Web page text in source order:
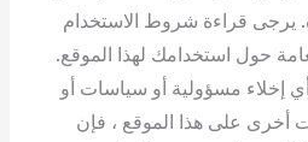
قراءة شروط الاستخدام
حول استخدامك لهذا الموقع.
إخلاء مسؤولية أو سياسات أو
أخرى على هذا الموقع ، فإن